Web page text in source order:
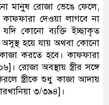
মানুষ রোজা ভেঙে ফেলে,
দেওয়া লাগবে না
কোনো ব্যক্তি ইচ্ছাকৃত
হয়ে যায় অথবা কোনো
করতে হবে। কাফফারা
রোজা অবস্থায় স্ত্রীর সঙ্গে
স্ত্রীকে শুধু কাজা আদায়
৩/৩৯৪]।